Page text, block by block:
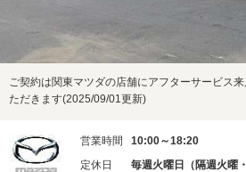
ご契約は関東マツダの店舗にアフターサービス
ただきます(2025/09/01更新)
営業時間
10:00～18:20
定休日
毎週火曜日（隔週火曜